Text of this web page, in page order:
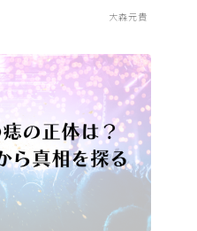
大森元貴